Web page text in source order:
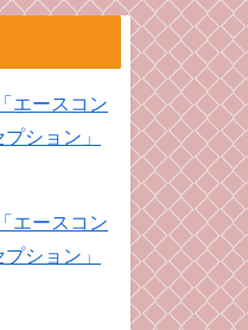
エースコン
ション」
エースコン
ション」